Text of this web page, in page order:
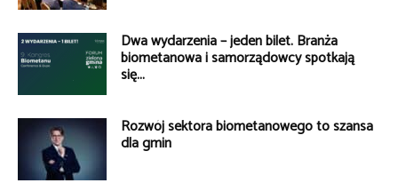
Dwa wydarzenia – jeden bilet. Branża
biometanowa i samorządowcy spotkają
się...
Rozwój sektora biometanowego to szansa
dla gmin